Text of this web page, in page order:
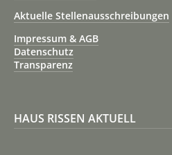
Aktuelle Stellenausschreibungen
Impressum & AGB
Datenschutz
Transparenz
HAUS RISSEN AKTUELL